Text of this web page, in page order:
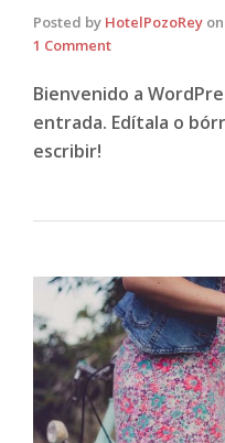
Posted by HotelPozoRey on
1 Comment
Bienvenido a
entrada. Edítala o
escribir!